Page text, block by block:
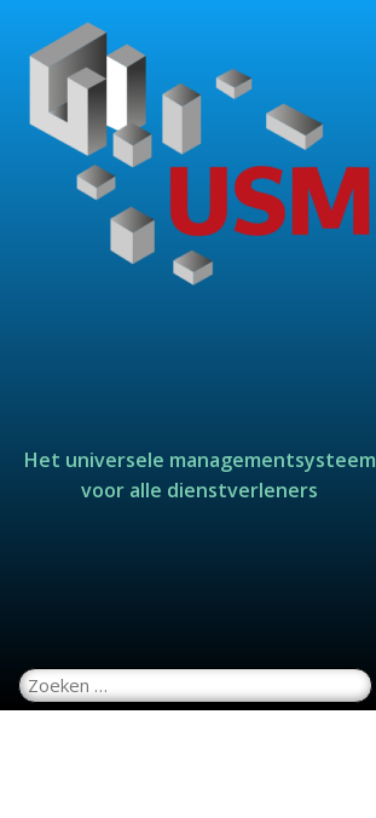
Het universele managementsysteem
voor alle dienstverleners
Zoeken naar: